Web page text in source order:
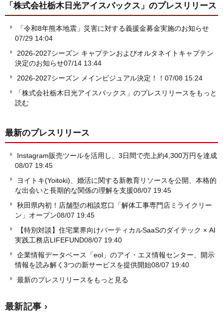
「株式会社栃木日光アイスバックス」 のプレスリリース
「令和8年熊本地震」災害に対する義援金募金実施のお知らせ
07/29 14:04
2026-2027シーズン キャプテンおよびオルタネイトキャプテン
決定のお知らせ07/14 13:44
2026-2027シーズン メインビジュアル決定！！ 07/08 15:24
「株式会社栃木日光アイスバックス」のプレスリリースをもっと
読む
最新のプレスリリース
Instagram販売ツールを活用し、3日間で売上約4,300万円を達成
08/07 19:45
ヨイトキ(Yoitoki)、婚活に関する新教育リソースを公開、本格的
な出会いと長期的な関係の理解を支援08/07 19:45
秋田県内初！店舗型の相談窓口「解体工事専門店ミライクリー
ン」オープン08/07 19:45
【特別対談】住宅業界向けバーティカルSaaSのダイテック × AI
実践工務店LIFEFUND08/07 19:40
企業情報データベース「eol」のアイ・エヌ情報センター、開示
情報を読み解く3つの新サービスを提供開始08/07 19:40
最新のプレスリリースをもっと見る
最新記事